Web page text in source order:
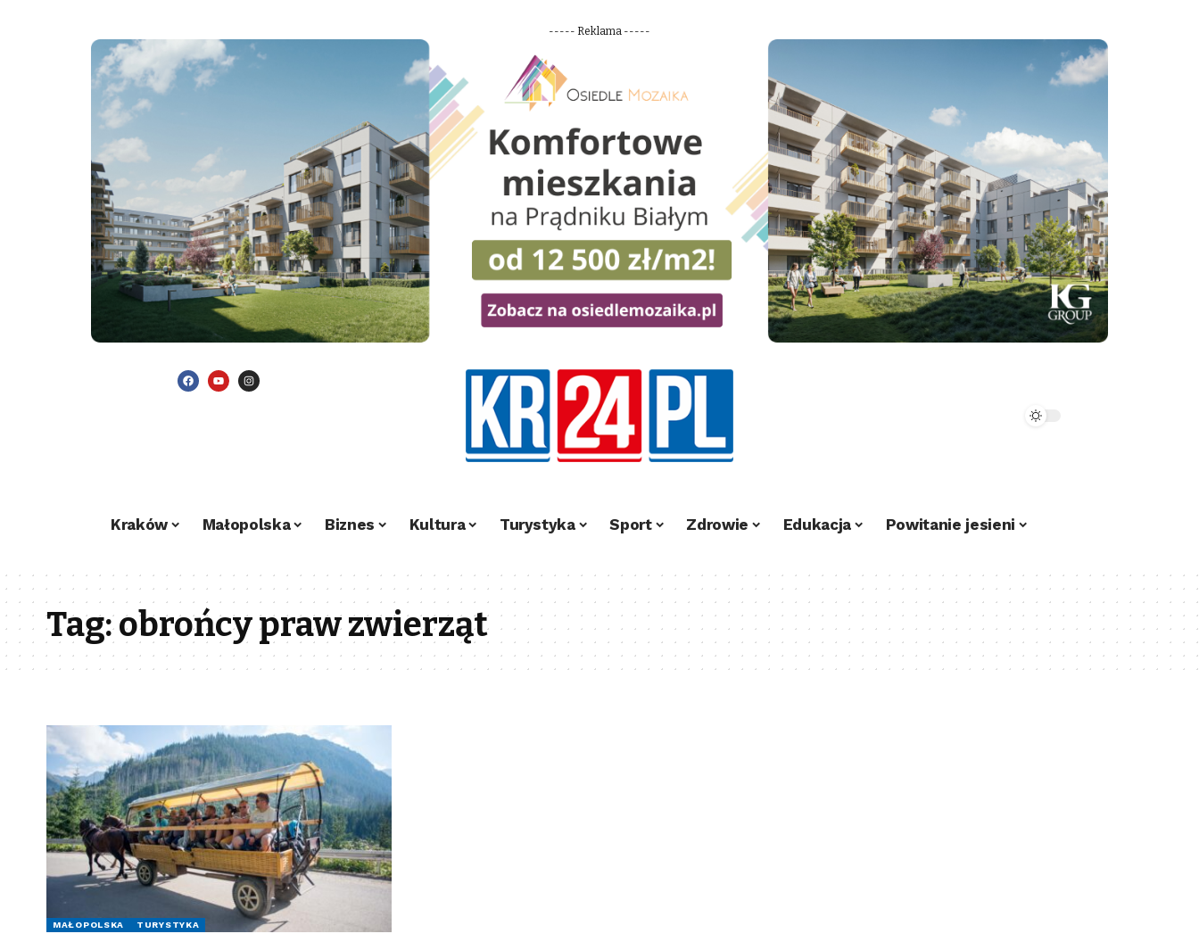
----- Reklama -----
Kraków Małopolska Biznes Kultura Turystyka Sport Zdrowie Edukacja Powitanie jesieni
Tag:obrońcy praw zwierząt
MAŁOPOLSKA TURYSTYKA